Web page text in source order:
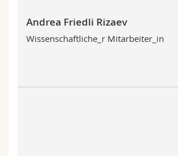
Andrea Friedli Rizaev
Wissenschaftliche_r Mitarbeiter_in